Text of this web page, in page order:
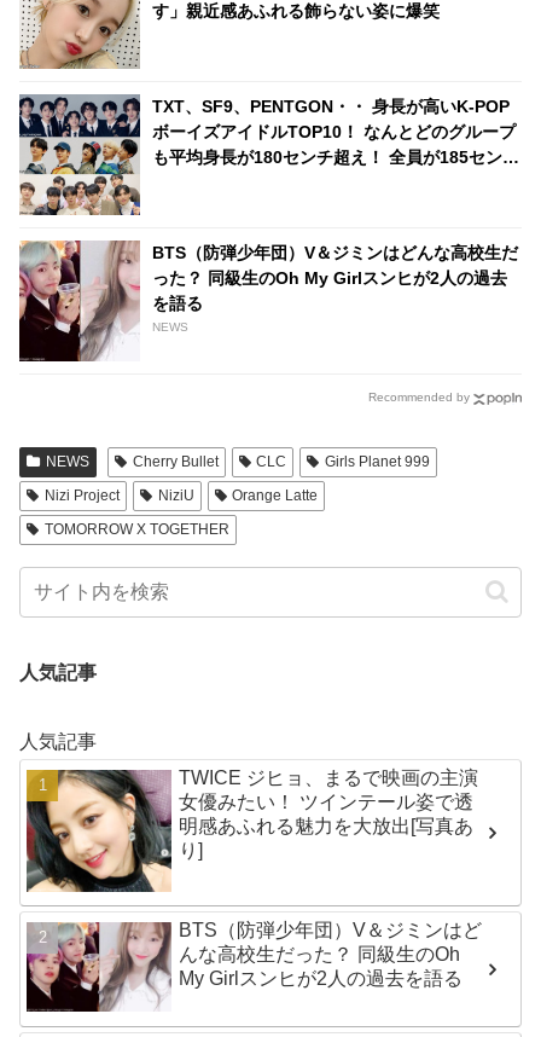
す」親近感あふれる飾らない姿に爆笑
TXT、SF9、PENTGON・・ 身長が高いK-POP
ボーイズアイドルTOP10！ なんとどのグループ
も平均身長が180センチ超え！ 全員が185センチ
BTS（防弾少年団）V＆ジミンはどんな高校生だ
った？ 同級生のOh My Girlスンヒが2人の過去
を語る
NEWS
Recommended by
NEWS Cherry Bullet CLC
Girls Planet 999
Nizi Project
NiziU
Orange Latte
TOMORROW X TOGETHER
人気記事
人気記事
TWICE ジヒョ、まるで映画の主演
女優みたい！ ツインテール姿で透
明感あふれる魅力を大放出[写真あ
り]
BTS（防弾少年団）V＆ジミンはど
んな高校生だった？ 同級生のOh
My Girlスンヒが2人の過去を語る